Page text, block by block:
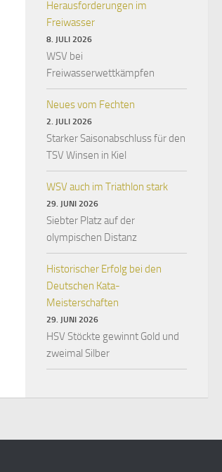
Herausforderungen im
Freiwasser
8. JULI 2026
WSV bei
Freiwasserwettkämpfen
Neues vom Fechten
2. JULI 2026
Starker Saisonabschluss für den
TSV Winsen in Kiel
WSV auch im Triathlon stark
29. JUNI 2026
Siebter Platz auf der
olympischen Distanz
Historischer Erfolg bei den
Deutschen Kata-
Meisterschaften
29. JUNI 2026
HSV Stöckte gewinnt Gold und
zweimal Silber